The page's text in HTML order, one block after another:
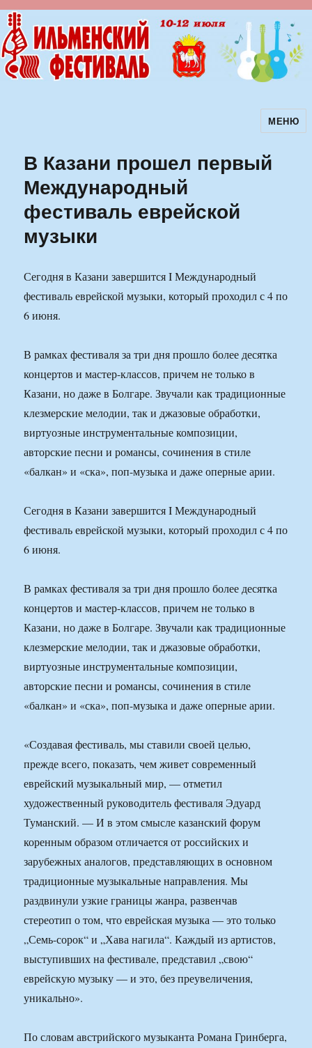
Ильменский фестиваль авторскойМЕНЮ
В Казани прошел первый
Международный
фестиваль еврейской
музыки
Сегодня в Казани завершится I Международный
фестиваль еврейской музыки, который проходил с 4 по
6 июня.
В рамках фестиваля за три дня прошло более десятка
концертов и мастер-классов, причем не только в
Казани, но даже в Болгаре. Звучали как традиционные
клезмерские мелодии, так и джазовые обработки,
виртуозные инструментальные композиции,
авторские песни и романсы, сочинения в стиле
«балкан» и «ска», поп-музыка и даже оперные арии.
Сегодня в Казани завершится I Международный
фестиваль еврейской музыки, который проходил с 4 по
6 июня.
В рамках фестиваля за три дня прошло более десятка
концертов и мастер-классов, причем не только в
Казани, но даже в Болгаре. Звучали как традиционные
клезмерские мелодии, так и джазовые обработки,
виртуозные инструментальные композиции,
авторские песни и романсы, сочинения в стиле
«балкан» и «ска», поп-музыка и даже оперные арии.
«Создавая фестиваль, мы ставили своей целью,
прежде всего, показать, чем живет современный
еврейский музыкальный мир, — отметил
художественный руководитель фестиваля Эдуард
Туманский. — И в этом смысле казанский форум
коренным образом отличается от российских и
зарубежных аналогов, представляющих в основном
традиционные музыкальные направления. Мы
раздвинули узкие границы жанра, развенчав
стереотип о том, что еврейская музыка — это только
„Семь-сорок“ и „Хава нагила“. Каждый из артистов,
выступивших на фестивале, представил „свою“
еврейскую музыку — и это, без преувеличения,
уникально».
По словам австрийского музыканта Романа Гринберга,